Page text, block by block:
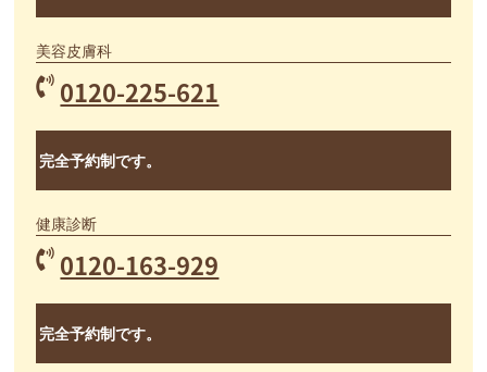
美容皮膚科
0120-225-621
完全予約制です。
健康診断
0120-163-929
完全予約制です。